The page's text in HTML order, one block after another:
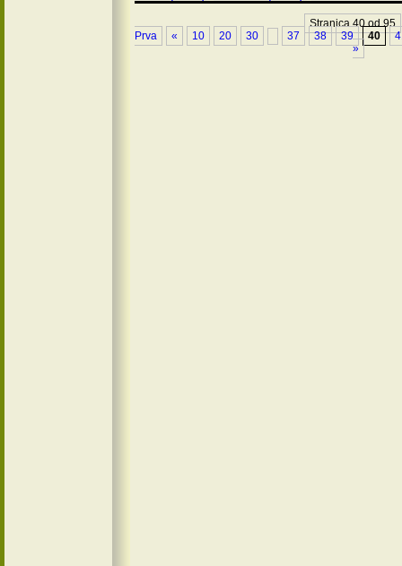
Stranica 40 od 95
Prva
« 10 20 30 37 38 39 40
»